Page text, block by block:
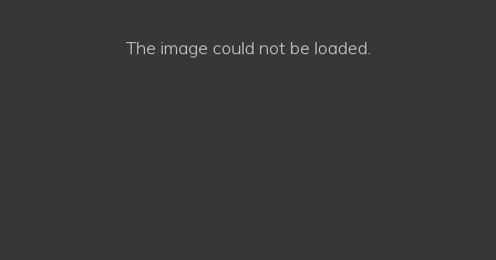
The image could not be loaded.